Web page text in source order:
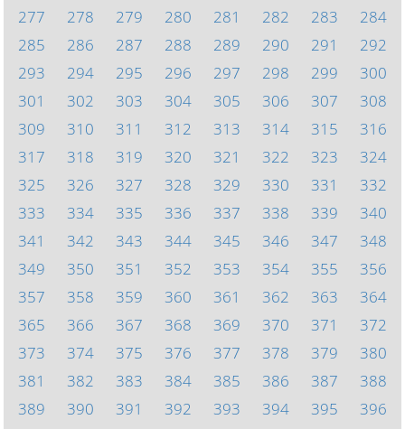
277
278 279 280 281 282 283
284
285
286 287 288 289 290 291
292
293
294 295 296 297 298 299
300
301
302 303 304 305 306 307
308
309
310 311 312 313 314 315
316
317
318 319 320 321 322 323
324
325
326 327 328 329 330 331
332
333
334 335 336 337 338 339
340
341
342 343 344 345 346 347
348
349
350 351 352 353 354 355
356
357
358 359 360 361 362 363
364
365
366 367 368 369 370 371
372
373
374 375 376 377 378 379
380
381
382 383 384 385 386 387
388
389
390 391 392 393 394 395
396